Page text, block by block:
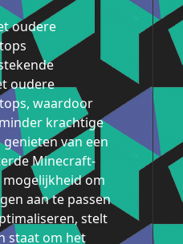
oudere
oudere
waardoor
krachtige
van een
Minecraft-
om
aan te passen
stelt
staat om het